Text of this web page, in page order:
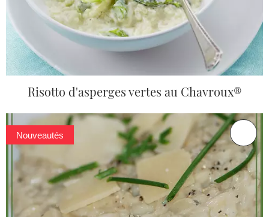
Risotto d'asperges vertes au Chavroux®
Nouveautés